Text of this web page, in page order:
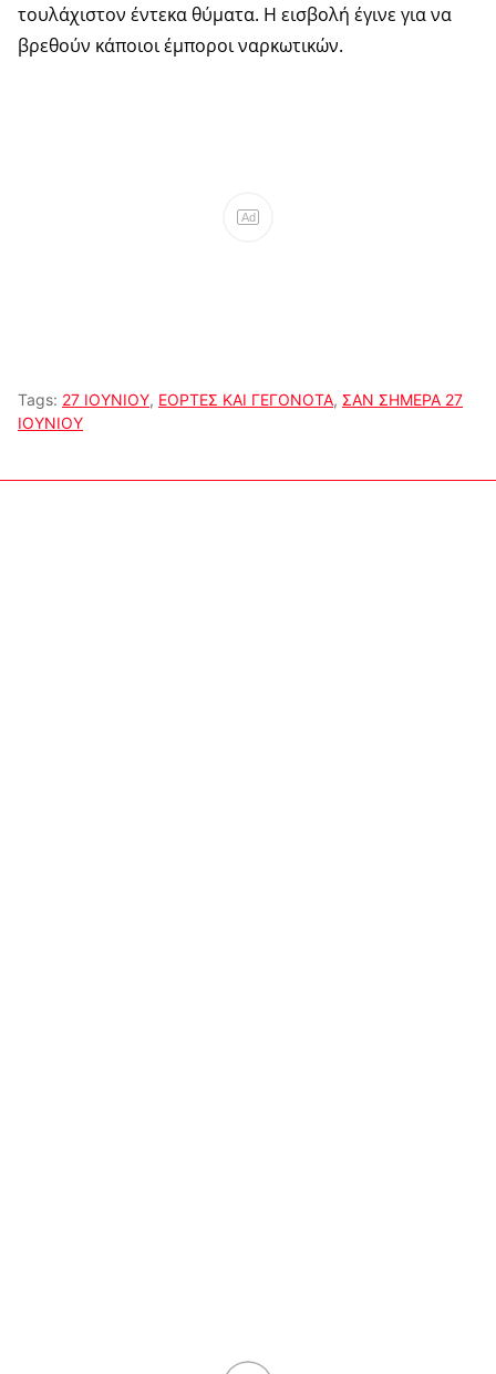
τουλάχιστον έντεκα θύματα. Η εισβολή έγινε για να
βρεθούν κάποιοι έμποροι ναρκωτικών.
Ad
Tags: 27 ΙΟΥΝΙΟΥ, ΕΟΡΤΕΣ ΚΑΙ ΓΕΓΟΝΟΤΑ, ΣΑΝ ΣΗΜΕΡΑ 27
ΙΟΥΝΙΟΥ